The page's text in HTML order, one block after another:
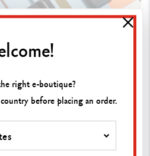
right e-boutique?
before placing an order.